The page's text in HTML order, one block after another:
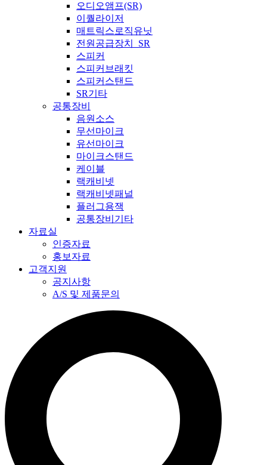
오디오앰프(SR)
이퀄라이저
매트릭스로직유닛
전원공급장치_SR
스피커
스피커브래킷
스피커스탠드
SR기타
공통장비
음원소스
무선마이크
유선마이크
마이크스탠드
케이블
랙캐비넷
랙캐비넷패널
플러그용잭
공통장비기타
자료실
인증자료
홍보자료
고객지원
공지사항
A/S 및 제품문의​